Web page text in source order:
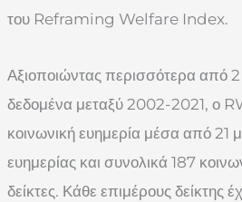
του Reframing Welfare Index.
Αξιοποιώντας περισσότερα από
δεδομένα μεταξύ 2002-2021, ο
κοινωνική ευημερία μέσα από 21
ευημερίας και συνολικά 187
δείκτες. Κάθε επιμέρους δείκτης